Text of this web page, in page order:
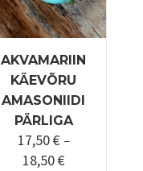
AKVAMARIIN
KÄEVÕRU
AMASONIIDI
PÄRLIGA
17,50€ –
18,50€